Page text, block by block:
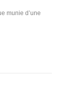
munie d’une